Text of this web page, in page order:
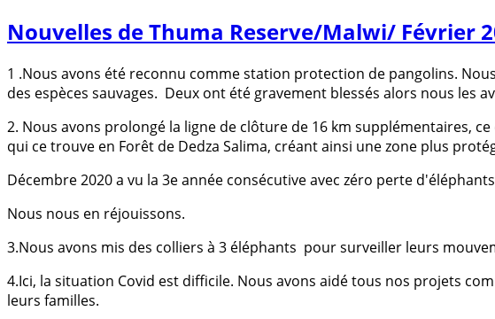
Nouvelles de Thuma Reserve/Malwi/ Février
1 .Nous avons été reconnu comme station protection de pangolins.
des espèces sauvages. Deux ont été gravement blessés alors nous
2. Nous avons prolongé la ligne de clôture de 16 km supplémentaires,
qui ce trouve en Forêt de Dedza Salima, créant ainsi une zone plus
Décembre 2020 a vu la 3e année consécutive avec zéro perte
Nous nous en réjouissons.
3.Nous avons mis des colliers à 3 éléphants pour surveiller leurs
4.Ici, la situation Covid est difficile. Nous avons aidé tous nos projets
leurs familles.